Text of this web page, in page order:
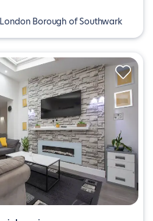
Borough of Southwark